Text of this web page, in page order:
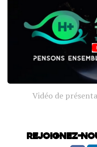
Vidéo de
Rejoignez-